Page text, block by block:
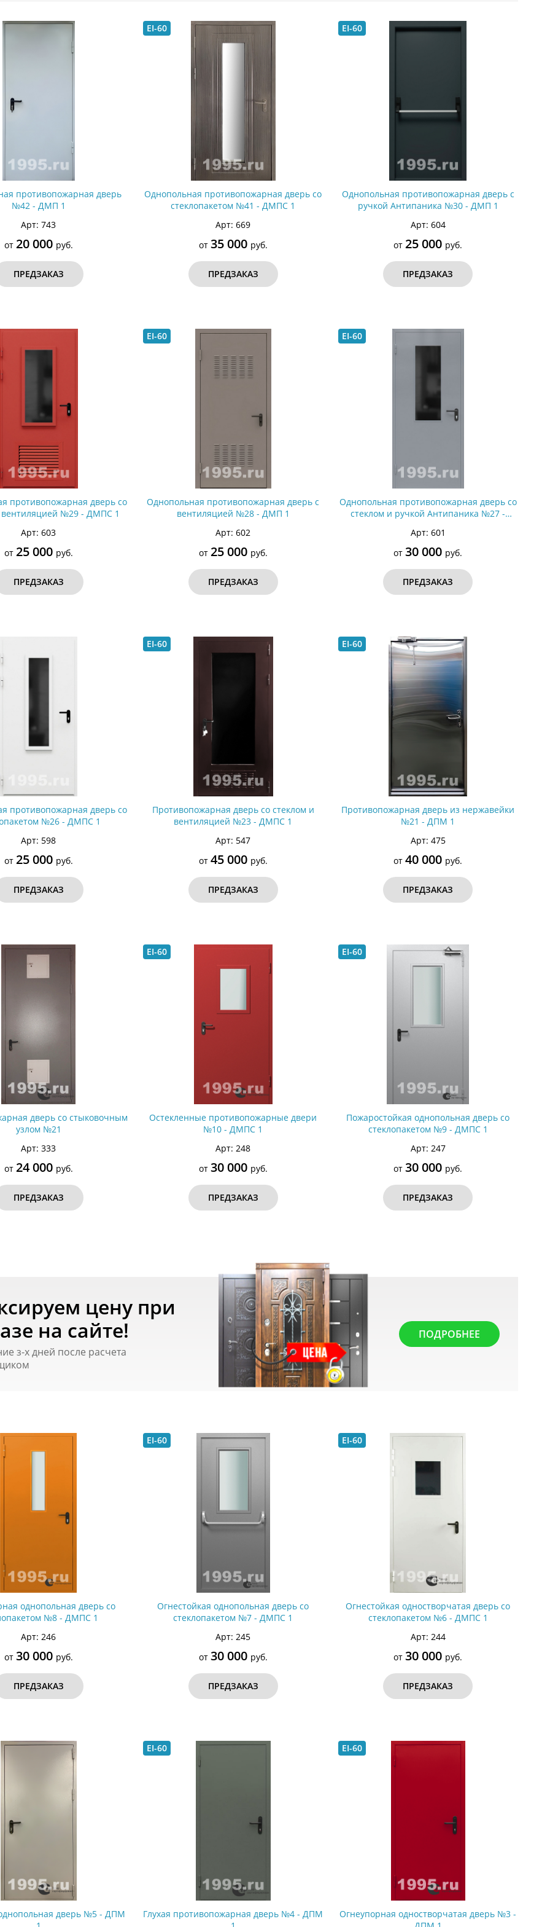
с винилискожей
Коричневые двери
С металлофиленкой
противопожарная дверь
№42 - ДМП 1
Арт: 743
от 20 000 руб.
ПРЕДЗАКАЗ
EI-60
Однопольная противопожарная дверь со
стеклопакетом №41 - ДМПС 1
Арт: 669
от 35 000 руб.
ПРЕДЗАКАЗ
EI-60
Однопольная противопожарная дверь с
ручкой Антипаника №30 - ДМП 1
Арт: 604
от25 000 руб.
ПРЕДЗАКАЗ
противопожарная дверь со
вентиляцией №29 - ДМПС 1
Арт: 603
от 25 000 руб.
ПРЕДЗАКАЗ
EI-60
Однопольная противопожарная дверь с
вентиляцией №28 - ДМП 1
Арт: 602
от 25 000 руб.
ПРЕДЗАКАЗ
EI-60
Однопольная противопожарная дверь со
стеклом и ручкой Антипаника №27 -
Арт: 601
от30 000 руб.
ПРЕДЗАКАЗ
противопожарная дверь со
№26 - ДМПС 1
Арт: 598
от 25 000 руб.
ПРЕДЗАКАЗ
EI-60
Противопожарная дверь со стеклом и
вентиляцией №23 - ДМПС 1
Арт: 547
от 45 000 руб.
ПРЕДЗАКАЗ
EI-60
Противопожарная дверь из нержавейки
№21 - ДПМ 1
Арт: 475
от40 000 руб.
ПРЕДЗАКАЗ
дверь со стыковочным
узлом №21
Арт: 333
от 24 000 руб.
ПРЕДЗАКАЗ
EI-60
Остекленные противопожарные двери
№10 - ДМПС 1
Арт: 248
от 30 000 руб.
ПРЕДЗАКАЗ
EI-60
Пожаростойкая однопольная дверь со
стеклопакетом №9 - ДМПС 1
Арт: 247
от30 000 руб.
ПРЕДЗАКАЗ
цену при
на сайте!
з-х дней после расчета
ПОДРОБНЕЕ
однопольная дверь со
№8 - ДМПС 1
Арт: 246
от 30 000 руб.
ПРЕДЗАКАЗ
EI-60
Огнестойкая однопольная дверь со
стеклопакетом №7 - ДМПС 1
Арт: 245
от 30 000 руб.
ПРЕДЗАКАЗ
EI-60
Огнестойкая одностворчатая дверь со
стеклопакетом №6 - ДМПС 1
Арт: 244
от30 000 руб.
ПРЕДЗАКАЗ
дверь №5 - ДПМ
EI-60
Глухая противопожарная дверь №4 - ДПМ
EI-60
Огнеупорная одностворчатая дверь №3 -